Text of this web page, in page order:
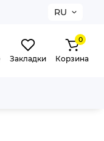
RU
Закладки
0
Корзина